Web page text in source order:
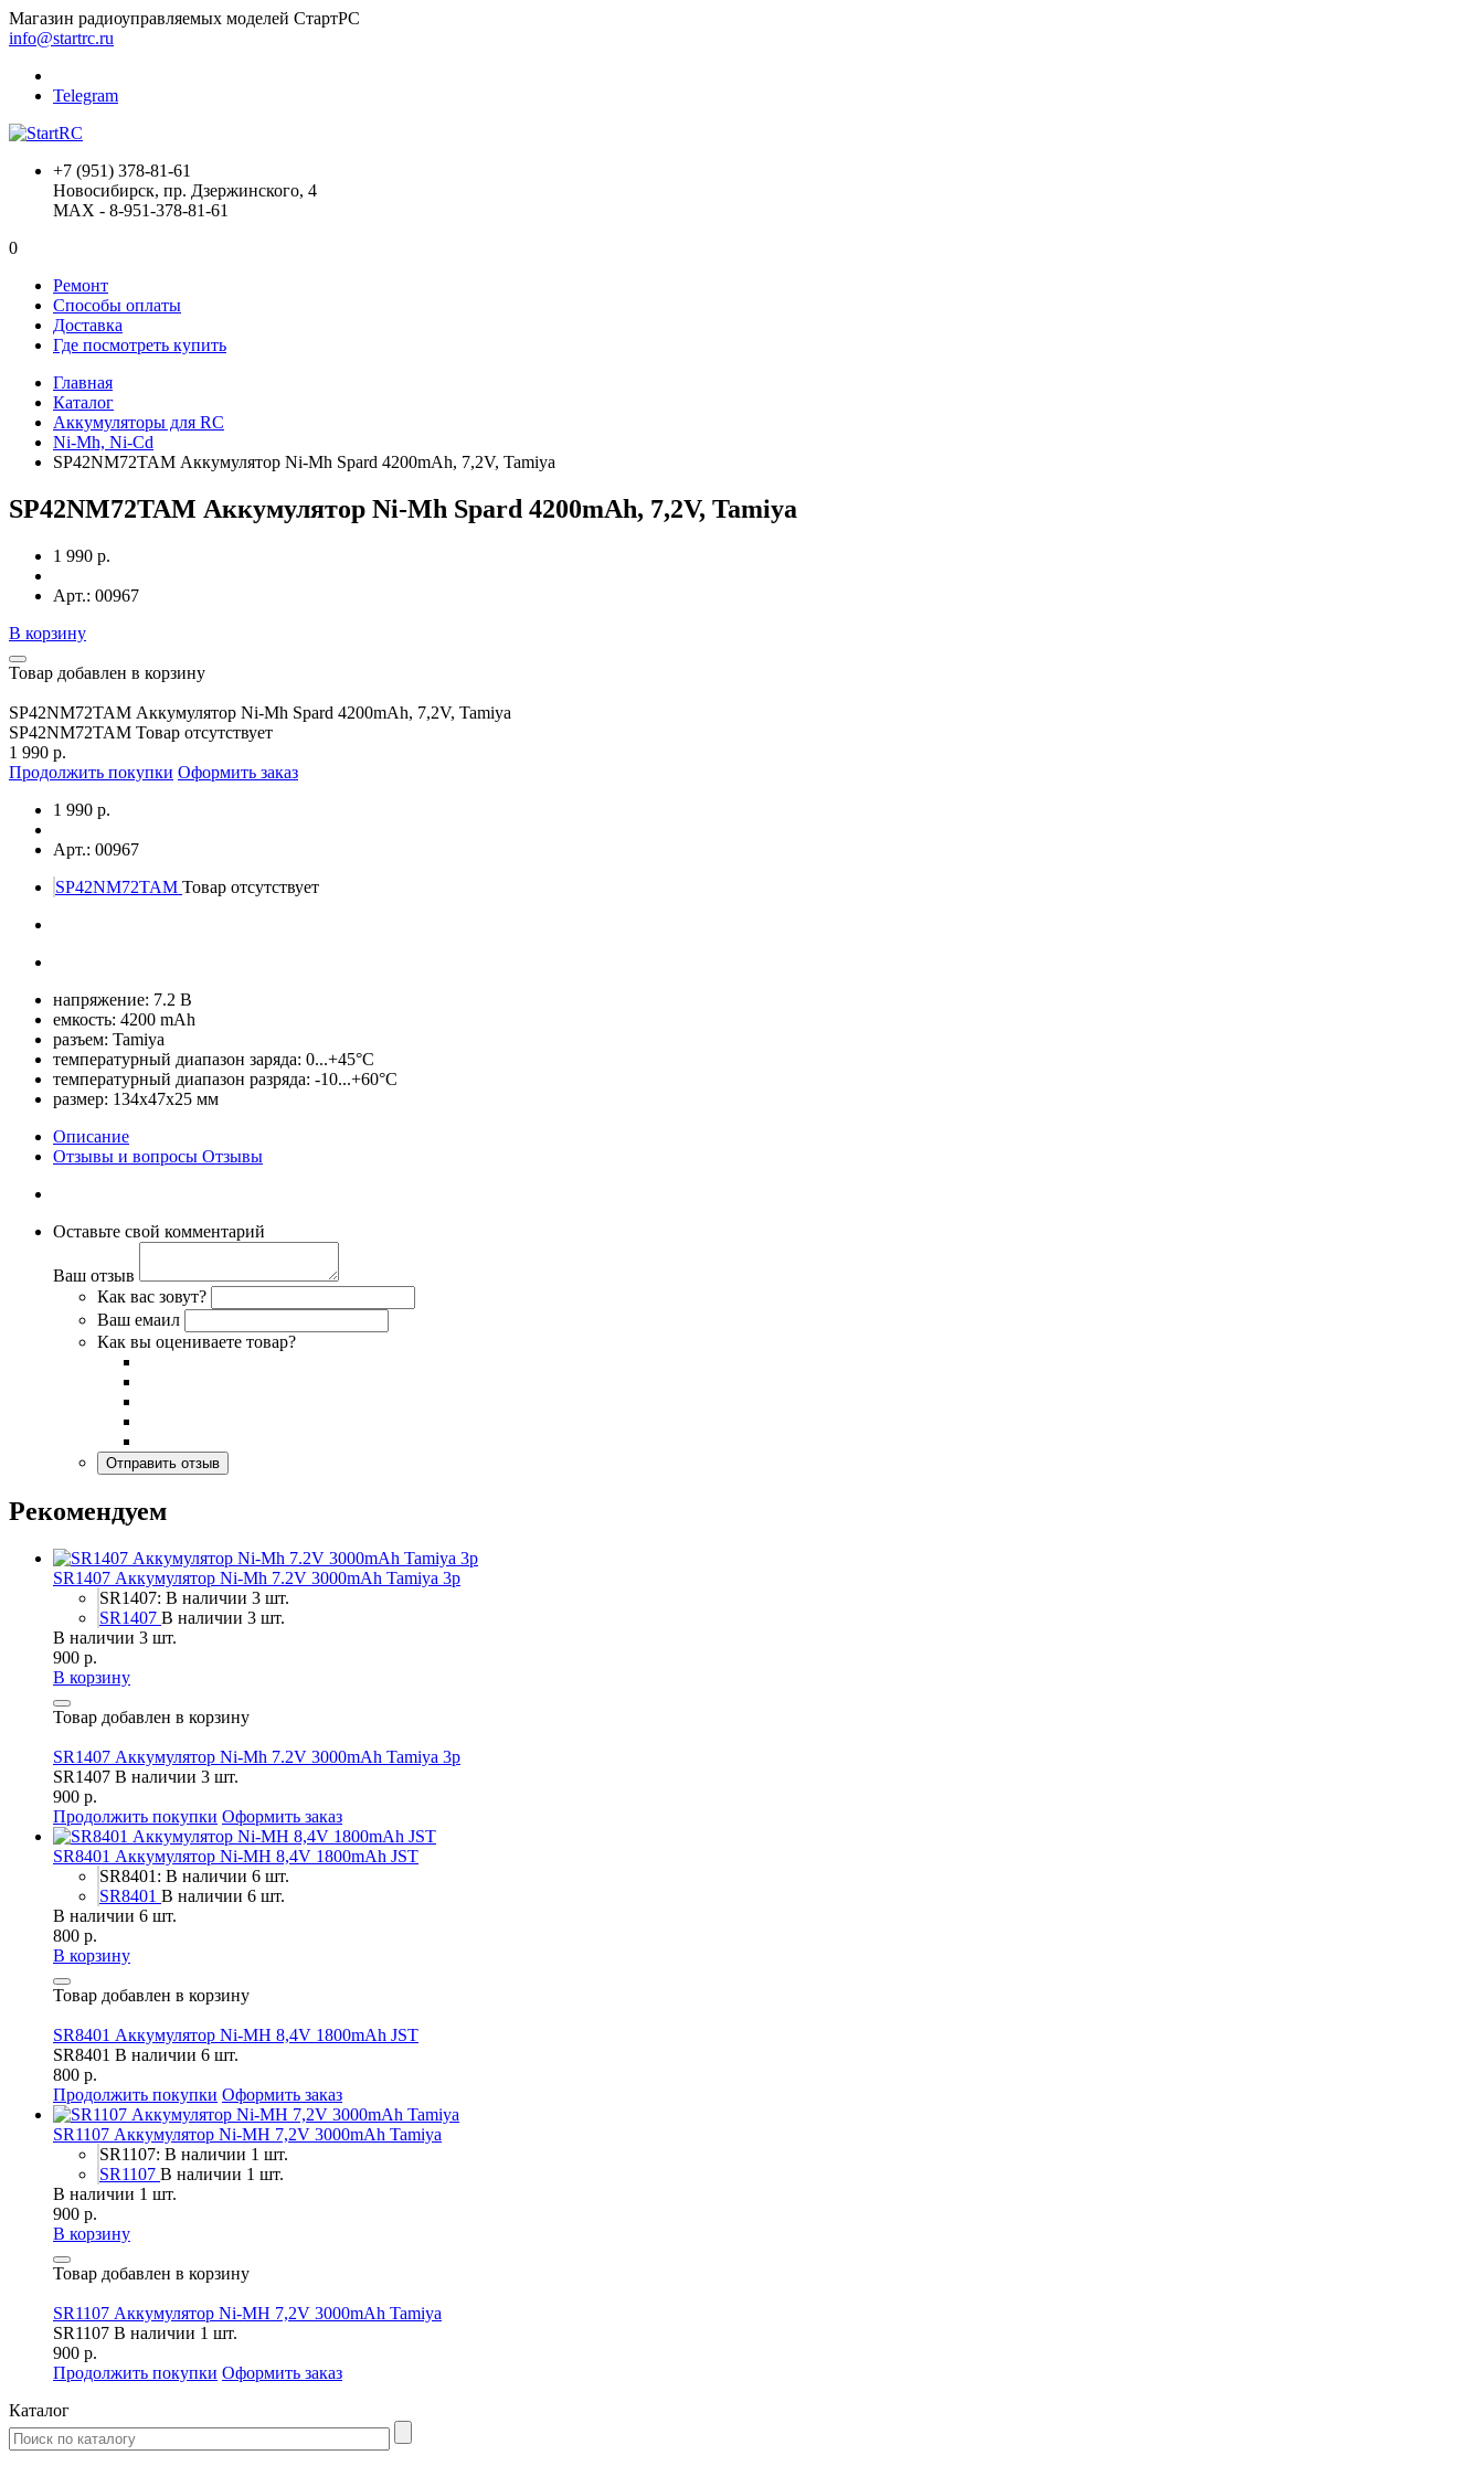
Магазин радиоуправляемых моделей СтартРС
info@startrc.ru
Telegram
+7 (951) 378-81-61
Новосибирск, пр. Дзержинского, 4
MAX - 8-951-378-81-61
0
Ремонт
Способы оплаты
Доставка
Где посмотреть купить
Главная
Каталог
Аккумуляторы для RC
Ni-Mh, Ni-Cd
SP42NM72TAM Аккумулятор Ni-Mh Spard 4200mAh, 7,2V, Tamiya
SP42NM72TAM Аккумулятор Ni-Mh Spard 4200mAh, 7,2V, Tamiya
1 990 р.
Арт.: 00967
В корзину
Товар добавлен в корзину
SP42NM72TAM Аккумулятор Ni-Mh Spard 4200mAh, 7,2V, Tamiya
SP42NM72TAM Товар отсутствует
1 990 р.
Продолжить покупки Оформить заказ
1 990 р.
Арт.: 00967
SP42NM72TAM Товар отсутствует
напряжение: 7.2 В
емкость: 4200 mAh
разъем: Tamiya
температурный диапазон заряда: 0...+45°C
температурный диапазон разряда: -10...+60°C
размер: 134х47х25 мм
Описание
Отзывы и вопросы Отзывы
Оставьте свой комментарий
Ваш отзыв
Как вас зовут?
Ваш емаил
Как вы оцениваете товар?
Рекомендуем
SR1407 Аккумулятор Ni-Mh 7.2V 3000mAh Tamiya 3p
SR1407: В наличии 3 шт.
SR1407 В наличии 3 шт.
В наличии 3 шт.
900 р.
В корзину
Товар добавлен в корзину
SR1407 Аккумулятор Ni-Mh 7.2V 3000mAh Tamiya 3p
SR1407 В наличии 3 шт.
900 р.
Продолжить покупки Оформить заказ
SR8401 Аккумулятор Ni-MH 8,4V 1800mAh JST
SR8401: В наличии 6 шт.
SR8401 В наличии 6 шт.
В наличии 6 шт.
800 р.
В корзину
Товар добавлен в корзину
SR8401 Аккумулятор Ni-MH 8,4V 1800mAh JST
SR8401 В наличии 6 шт.
800 р.
Продолжить покупки Оформить заказ
SR1107 Аккумулятор Ni-MH 7,2V 3000mAh Tamiya
SR1107: В наличии 1 шт.
SR1107 В наличии 1 шт.
В наличии 1 шт.
900 р.
В корзину
Товар добавлен в корзину
SR1107 Аккумулятор Ni-MH 7,2V 3000mAh Tamiya
SR1107 В наличии 1 шт.
900 р.
Продолжить покупки Оформить заказ
Каталог